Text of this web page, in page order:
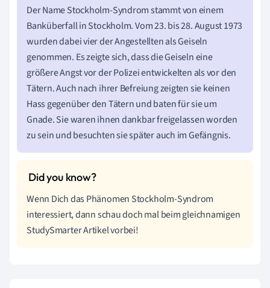
Der Name Stockholm-Syndrom stammt von einem
Banküberfall in Stockholm. Vom 23. bis 28. August 1973
wurden dabei vier der Angestellten als Geiseln
genommen. Es zeigte sich, dass die Geiseln eine
größere Angst vor der Polizei entwickelten als vor den
Tätern. Auch nach ihrer Befreiung zeigten sie keinen
Hass gegenüber den Tätern und baten für sie um
Gnade. Sie waren ihnen dankbar freigelassen worden
zu sein und besuchten sie später auch im Gefängnis.
Wenn Dich das Phänomen Stockholm-Syndrom
interessiert, dann schau doch mal beim gleichnamigen
StudySmarter Artikel vorbei!